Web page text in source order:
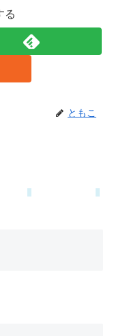
る
ともこ